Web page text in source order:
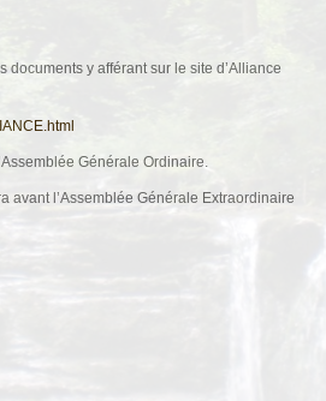
y afférant sur le site d’Alliance
Générale Ordinaire.
avant l’Assemblée Générale Extraordinaire